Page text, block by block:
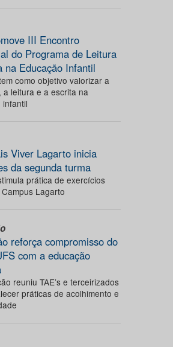
III Encontro
do Programa de Leitura
na Educação Infantil
como objetivo valorizar a
a leitura e a escrita na
infantil
Viver Lagarto inicia
da segunda turma
prática de exercícios
Lagarto
reforça compromisso do
com a educação
reuniu TAE’s e terceirizados
práticas de acolhimento e